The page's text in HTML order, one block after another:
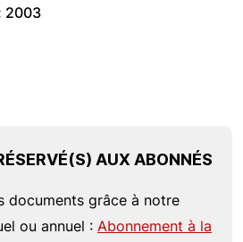
2003
AUX ABONNÉS
documents grâce à notre
ou annuel : Abonnement à la